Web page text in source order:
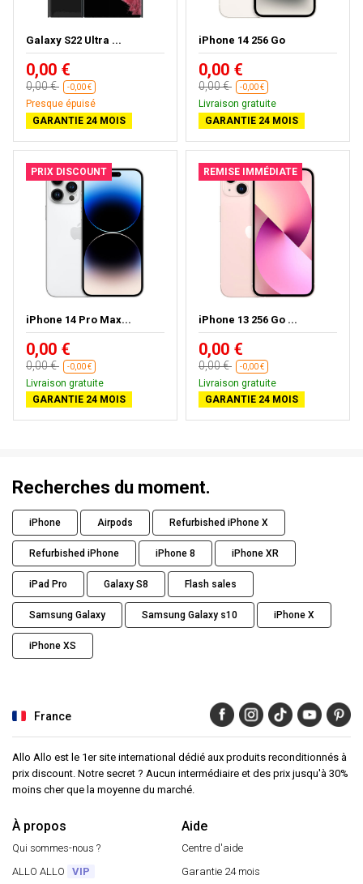
Galaxy S22 Ultra ...
0,00 €
0,00 € -0,00 €
Presque épuisé
GARANTIE 24 MOIS
iPhone 14 256 Go
0,00 €
0,00 € -0,00 €
Livraison gratuite
GARANTIE 24 MOIS
PRIX DISCOUNT
iPhone 14 Pro Max...
0,00 €
0,00 € -0,00 €
Livraison gratuite
GARANTIE 24 MOIS
REMISE IMMÉDIATE
iPhone 13 256 Go ...
0,00 €
0,00 € -0,00 €
Livraison gratuite
GARANTIE 24 MOIS
Recherches du moment.
iPhone Airpods Refurbished iPhone X
Refurbished iPhone iPhone 8 iPhone XR
iPad Pro Galaxy S8 Flash sales
Samsung Galaxy Samsung Galaxy s10 iPhone X
iPhone XS
France
Allo Allo est le 1er site international dédié aux produits reconditionnés à
prix discount. Notre secret ? Aucun intermédiaire et des prix jusqu'à 30%
moins cher que la moyenne du marché.
À propos
Qui sommes-nous ?
ALLO ALLO
VIP
Aide
Centre d'aide
Garantie 24 mois